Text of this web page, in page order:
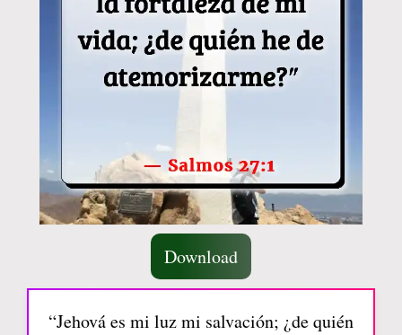
Download
“Jehová es mi luz mi salvación; ¿de quién